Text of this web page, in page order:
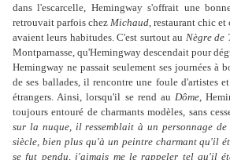
dans l'escarcelle, Hemingway s'offrait une
retrouvait parfois chez Michaud, restaurant chic et
avaient leurs habitudes. C'est surtout au Nègre de
Montparnasse, qu'Hemingway descendait pour
Hemingway ne passait seulement ses journées à
de ses ballades, il rencontre une foule d'artistes
étrangers. Ainsi, lorsqu'il se rend auDôme,
toujours entouré de charmants modèles, sans
sur la nuque, il ressemblait à un personnage
siècle, bien plus qu'à un peintre charmant qu'il
se fut pendu, j'aimais me le rappeler tel qu'il